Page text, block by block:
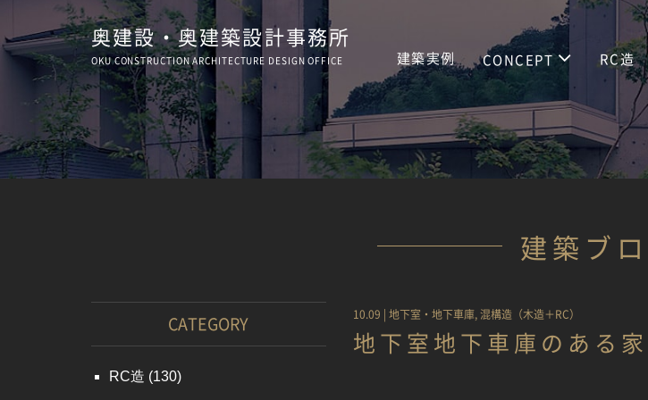
奥建設・奥建築設計事務所
OKU CONSTRUCTIONARCHITECTURE DESIGN OFFICE 建築実例 CONCEPT RC造
建築ブ
10.09 | 地下室・地下車庫,混構造（木造＋RC）
地下室地下車庫のある
CATEGORY
RC造 (130)